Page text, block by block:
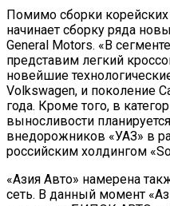
Помимо сборки
начинает сборку ряда
General Motors. «В
представим легкий
новейшие
Volkswagen, и поколение
года. Кроме того, в
выносливости
внедорожников «УАЗ» в
российским холдингом
«Азия Авто» намерена
сеть. В данный момент